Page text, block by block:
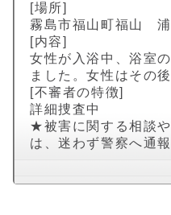
[場所]
霧島市福山町福山
[内容]
女性が入浴中、浴室
ました。女性はその
[不審者の特徴]
詳細捜査中
★被害に関する相談
は、迷わず警察へ通